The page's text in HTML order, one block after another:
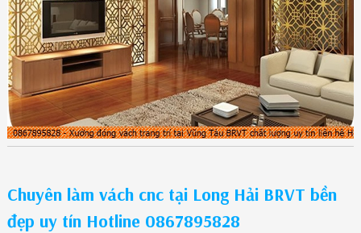
Chuyên làm vách cnc tại Long Hải BRVT bền
đẹp uy tín Hotline 0867895828